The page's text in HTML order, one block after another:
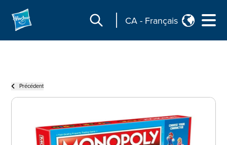
CA - Français
Précédent